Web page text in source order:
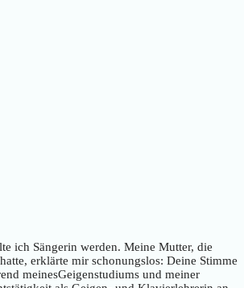
ich Sängerin werden. Meine Mutter, die
erklärte mir schonungslos: Deine Stimme
meinesGeigenstudiums und meiner